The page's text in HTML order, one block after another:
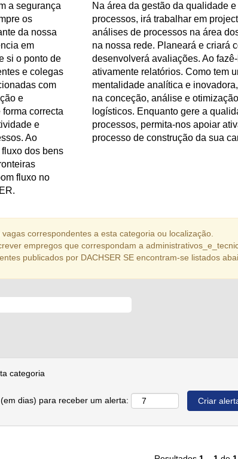
a segurança
os
da nossa
em
si o ponto de
e colegas
com
e
correcta
e
Ao
dos bens
fluxo no
Na área da gestão da qualidade
processos, irá trabalhar em
análises de processos na área
na nossa rede. Planeará e criará
desenvolverá avaliações. Ao
ativamente relatórios. Como tem
mentalidade analítica e
na conceção, análise e
logísticos. Enquanto gere a
processos, permita-nos apoiar
processo de construção da sua
correspondentes a esta categoria ou localização.
empregos que correspondam a
publicados por DACHSER SE encontram-se listados
categoria
dias) para receber um alerta: